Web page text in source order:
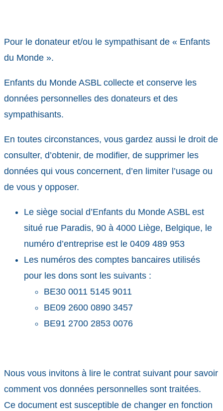
Pour le donateur et/ou le sympathisant de « Enfants
du Monde ».
Enfants du Monde ASBL collecte et conserve les
données personnelles des donateurs et des
sympathisants.
En toutes circonstances, vous gardez aussi le droit de
consulter, d’obtenir, de modifier, de supprimer les
données qui vous concernent, d’en limiter l’usage ou
de vous y opposer.
Le siège social d’Enfants du Monde ASBL est
situé rue Paradis, 90 à 4000 Liège, Belgique, le
numéro d’entreprise est le 0409 489 953
Les numéros des comptes bancaires utilisés
pour les dons sont les suivants :
BE30 0011 5145 9011
BE09 2600 0890 3457
BE91 2700 2853 0076
Nous vous invitons à lire le contrat suivant pour savoir
comment vos données personnelles sont traitées.
Ce document est susceptible de changer en fonction